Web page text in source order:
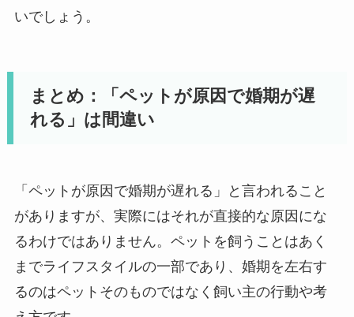
いでしょう。
まとめ：「ペットが原因で婚期が遅
れる」は間違い
「ペットが原因で婚期が遅れる」と言われること
がありますが、実際にはそれが直接的な原因にな
るわけではありません。ペットを飼うことはあく
までライフスタイルの一部であり、婚期を左右す
るのはペットそのものではなく飼い主の行動や考